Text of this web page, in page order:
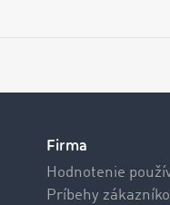
Firma
Hodnotenie
Príbehy